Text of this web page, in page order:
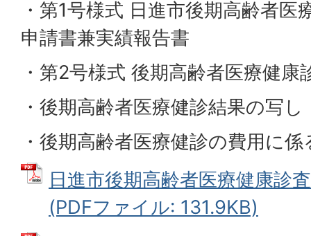
・第1号様式 日進市後期高齢者医
申請書兼実績報告書
・第2号様式 後期高齢者医療健康
・後期高齢者医療健診結果の写し
・後期高齢者医療健診の費用に
日進市後期高齢者医療健康診
(PDFファイル: 131.9KB)